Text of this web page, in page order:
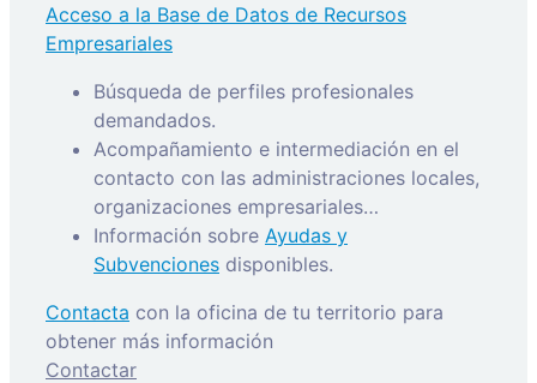
Acceso a la Base de Datos de Recursos
Empresariales
Búsqueda de perfiles profesionales
demandados.
Acompañamiento e intermediación en el
contacto con las administraciones locales,
organizaciones empresariales…
Información sobre Ayudas y
Subvenciones disponibles.
Contacta con la oficina de tu territorio para
obtener más información
Contactar